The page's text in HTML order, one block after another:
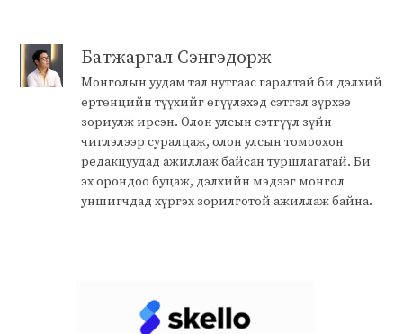
Батжаргал Сэнгэдорж
Монголын уудам тал нутгаас гаралтай би дэлхий
ертөнцийн түүхийг өгүүлэхэд сэтгэл зүрхээ
зориулж ирсэн. Олон улсын сэтгүүл зүйн
чиглэлээр суралцаж, олон улсын томоохон
редакцуудад ажиллаж байсан туршлагатай. Би
эх орондоо буцаж, дэлхийн мэдээг монгол
уншигчдад хүргэх зорилготой ажиллаж байна.